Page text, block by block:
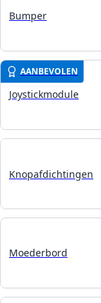
Bumper
AANBEVOLEN
Joystickmodule
Knopafdichtingen
Moederbord